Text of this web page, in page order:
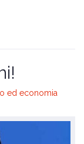
ed economia